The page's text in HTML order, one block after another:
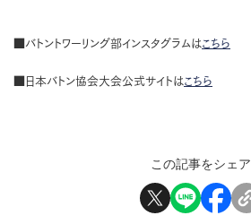
■バトントワーリング部インスタグラムはこちら
■日本バトン協会大会公式サイトはこちら
この記事をシェア